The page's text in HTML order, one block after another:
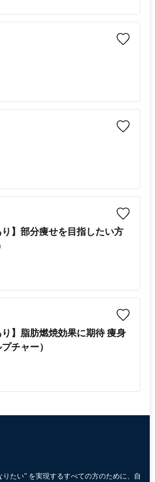
り】部分痩せを目指したい方
り】脂肪燃焼効果に期待 痩身
チャー）
たい” を実現するすべての方のために、自